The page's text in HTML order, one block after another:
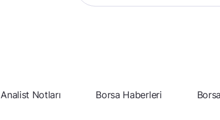
Analist Notları Borsa Haberleri